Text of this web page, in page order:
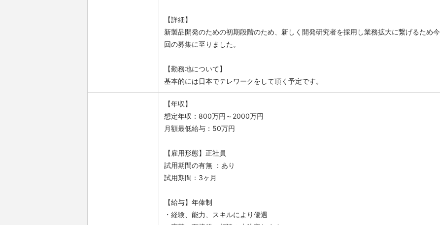
【詳細】
新製品開発のための初期段階のため、新しく開発研究者を採用し業務拡大に繋げるため今
回の募集に至りました。
【勤務地について】
基本的には日本でテレワークをして頂く予定です。
【年収】
想定年収：800万円～2000万円
月額最低給与：50万円
【雇用形態】正社員
試用期間の有無 ：あり
試用期間：3ヶ月
【給与】年俸制
・経験、能力、スキルにより優遇